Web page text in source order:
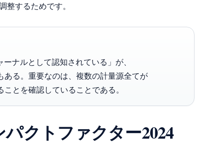
整するためです。
ナルとして認知されている」が、
る。重要なのは、複数の計量源全てが
とを確認していることである。
パクトファクター2024